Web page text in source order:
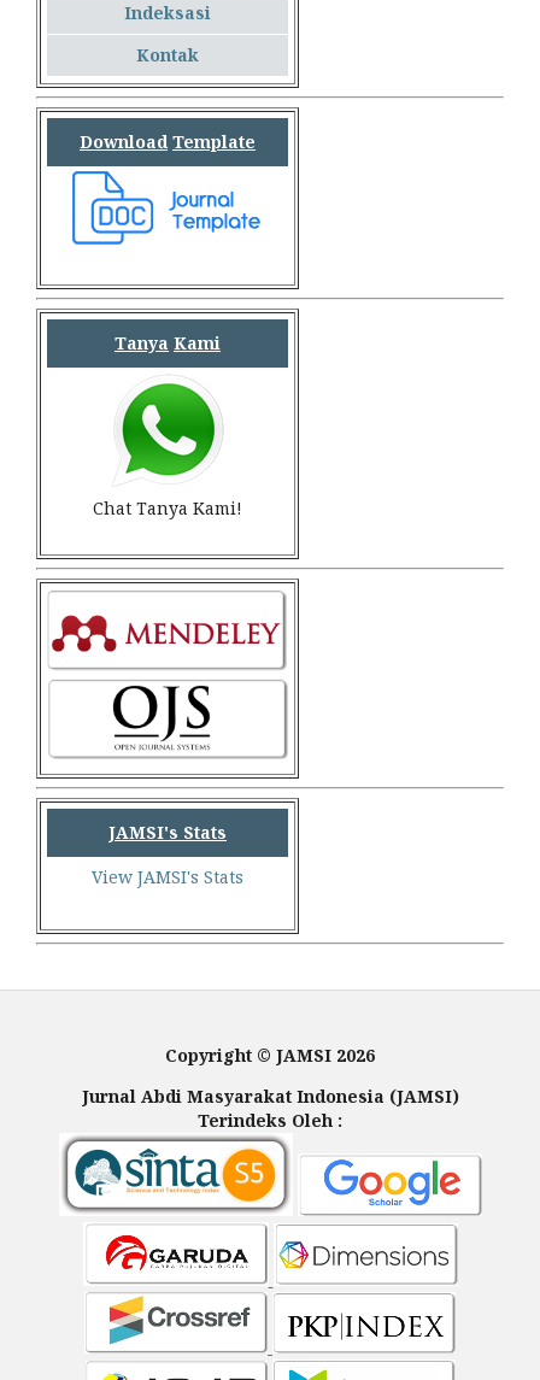
Indeksasi
Kontak
Download Template
Tanya Kami
Chat Tanya Kami!
JAMSI's Stats
View JAMSI's Stats
Copyright © JAMSI 2026
Jurnal Abdi Masyarakat Indonesia (JAMSI)
Terindeks Oleh :